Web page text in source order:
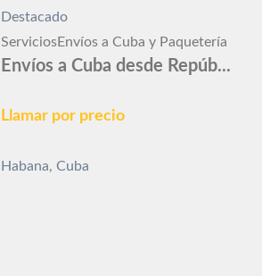
Destacado
ServiciosEnvíos a Cuba y Paquetería
Envíos a Cuba desde Repúb...
Llamar por precio
Habana, Cuba